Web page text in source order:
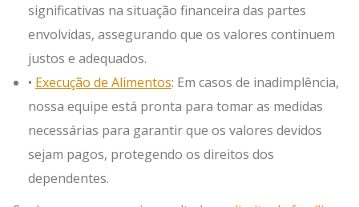
significativas na situação financeira das partes
envolvidas, assegurando que os valores continuem
justos e adequados.
• Execução de Alimentos: Em casos de inadimplência,
nossa equipe está pronta para tomar as medidas
necessárias para garantir que os valores devidos
sejam pagos, protegendo os direitos dos
dependentes.